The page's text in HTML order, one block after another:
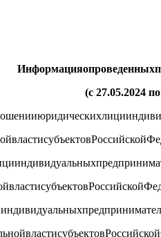
Информацияопроведенных
(с 27.05.2024 по
юридическихлици
властисубъектовРоссийской
ииндивидуальных
властисубъектовРоссийской
индивидуальных
властисубъектовРоссийской